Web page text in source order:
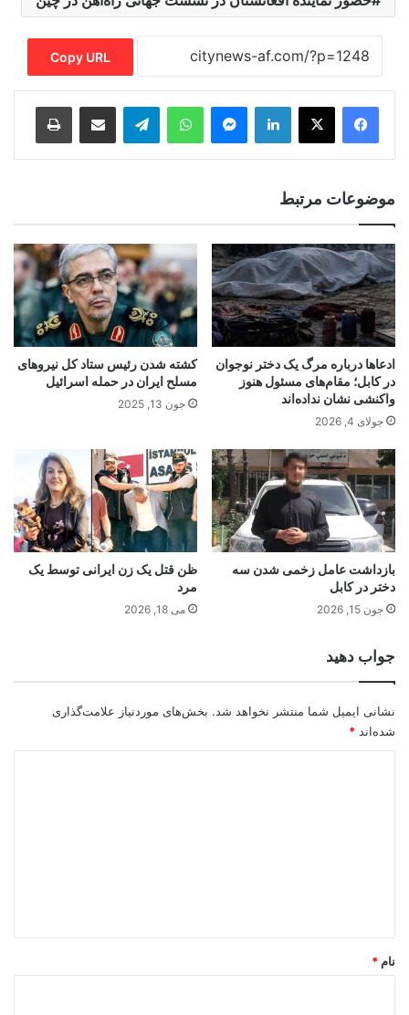
Copy URL
LinkedIn
Messenger
WhatsApp
Telegram
Share via Email
Print
موضوعات مرتبط
ادعاها درباره مرگ یک دختر نوجوان
در کابل؛ مقام‌های مسئول هنوز
واکنشی نشان نداده‌اند
جولای 4, 2026
کشته شدن رئیس ستاد کل نیروهای
مسلح ایران در حمله اسرائیل
جون 13, 2025
بازداشت عامل زخمی شدن سه
دختر در کابل
جون 15, 2026
ظن قتل یک زن ایرانی توسط یک
مرد
می 18, 2026
جواب دهید
نشانی ایمیل شما منتشر نخواهد شد. بخش‌های موردنیاز علامت‌گذاری
شده‌اند *
نام *